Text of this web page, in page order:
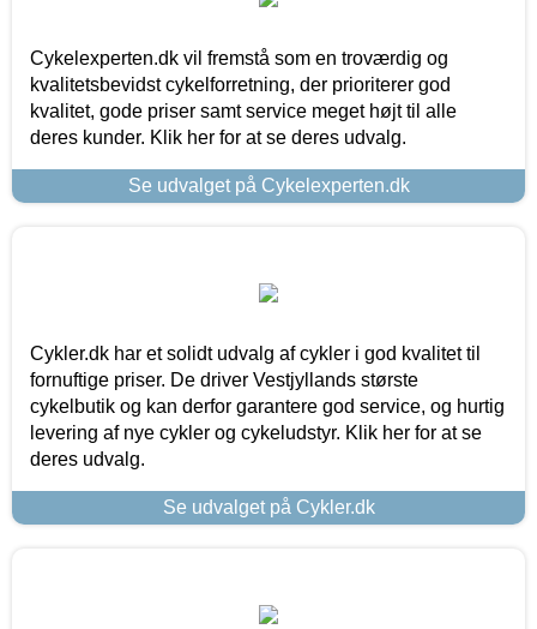
Cykelexperten.dk vil fremstå som en troværdig og
kvalitetsbevidst cykelforretning, der prioriterer god
kvalitet, gode priser samt service meget højt til alle
deres kunder. Klik her for at se deres udvalg.
Se udvalget på Cykelexperten.dk
Cykler.dk har et solidt udvalg af cykler i god kvalitet til
fornuftige priser. De driver Vestjyllands største
cykelbutik og kan derfor garantere god service, og hurtig
levering af nye cykler og cykeludstyr. Klik her for at se
deres udvalg.
Se udvalget på Cykler.dk